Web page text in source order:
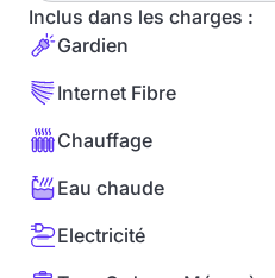
Inclus dans les charges :
Gardien
Internet Fibre
Chauffage
Eau chaude
Electricité